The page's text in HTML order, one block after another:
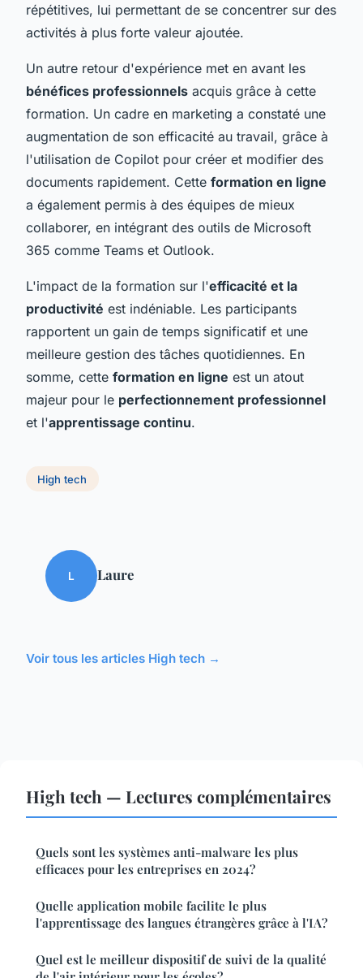
répétitives, lui permettant de se concentrer sur des
activités à plus forte valeur ajoutée.
Un autre retour d'expérience met en avant les
bénéfices professionnels acquis grâce à cette
formation. Un cadre en marketing a constaté une
augmentation de son efficacité au travail, grâce à
l'utilisation de Copilot pour créer et modifier des
documents rapidement. Cette formation en ligne
a également permis à des équipes de mieux
collaborer, en intégrant des outils de Microsoft
365 comme Teams et Outlook.
L'impact de la formation sur l'efficacité et la
productivité est indéniable. Les participants
rapportent un gain de temps significatif et une
meilleure gestion des tâches quotidiennes. En
somme, cette formation en ligne est un atout
majeur pour le perfectionnement professionnel
et l'apprentissage continu.
High tech
L Laure
Voir tous les articles High tech →
High tech — Lectures complémentaires
Quels sont les systèmes anti-malware les plus
efficaces pour les entreprises en 2024?
Quelle application mobile facilite le plus
l'apprentissage des langues étrangères grâce à l'IA?
Quel est le meilleur dispositif de suivi de la qualité